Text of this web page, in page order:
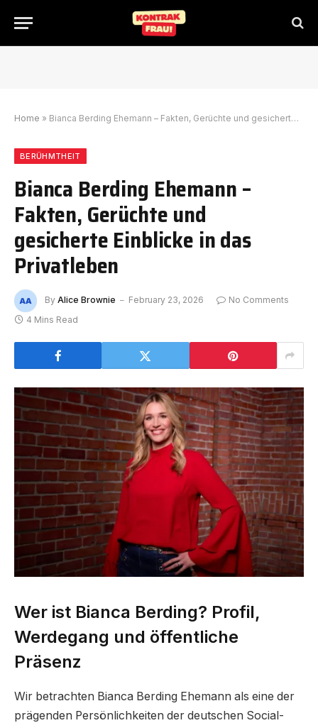
Home » Bianca Berding Ehemann – Fakten, Gerüchte und gesicherte Einblicke in das Privatleben
BERÜHMTHEIT
Bianca Berding Ehemann –
Fakten, Gerüchte und
gesicherte Einblicke in das
Privatleben
By Alice Brownie February 23, 2026
No Comments
4 Mins Read
Wer ist Bianca Berding? Profil,
Werdegang und öffentliche
Präsenz
Wir betrachten Bianca Berding Ehemann als eine der
prägenden Persönlichkeiten der deutschen Social-